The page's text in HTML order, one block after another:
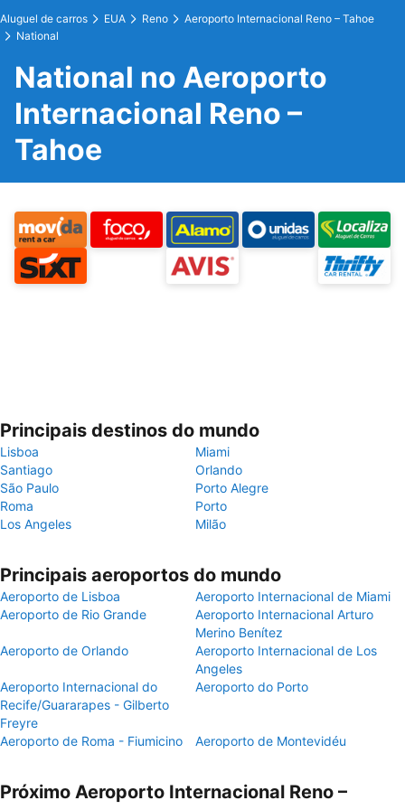
Aluguel de carros EUA Reno
Aeroporto Internacional Reno – Tahoe
National
National no Aeroporto
Internacional Reno –
Tahoe
Principais destinos do mundo
Lisboa
Miami
Santiago
Orlando
São Paulo
Porto Alegre
Roma
Porto
Los Angeles
Milão
Principais aeroportos do mundo
Aeroporto de Lisboa
Aeroporto Internacional de Miami
Aeroporto de Rio Grande
Aeroporto Internacional Arturo
Merino Benítez
Aeroporto de Orlando
Aeroporto Internacional de Los
Angeles
Aeroporto Internacional do
Recife/Guararapes - Gilberto
Freyre
Aeroporto do Porto
Aeroporto de Roma - Fiumicino Aeroporto de Montevidéu
Próximo Aeroporto Internacional Reno –